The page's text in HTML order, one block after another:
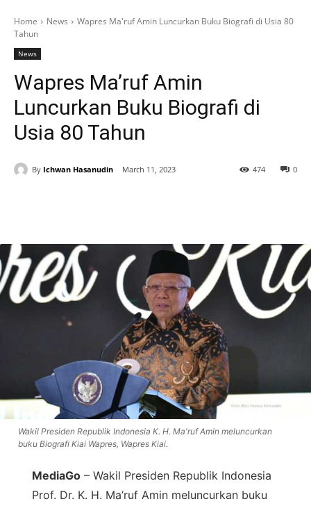
Home News
Wapres Ma'ruf Amin Luncurkan Buku Biografi di Usia 80
Tahun
News
Wapres Ma’ruf Amin
Luncurkan Buku Biografi di
Usia 80 Tahun
By Ichwan Hasanudin March 11, 2023 0
474
Wakil Presiden Republik Indonesia K. H. Ma'ruf Amin meluncurkan
buku Biografi Kiai Wapres, Wapres Kiai.
MediaGo – Wakil Presiden Republik Indonesia
Prof. Dr. K. H. Ma’ruf Amin meluncurkan buku